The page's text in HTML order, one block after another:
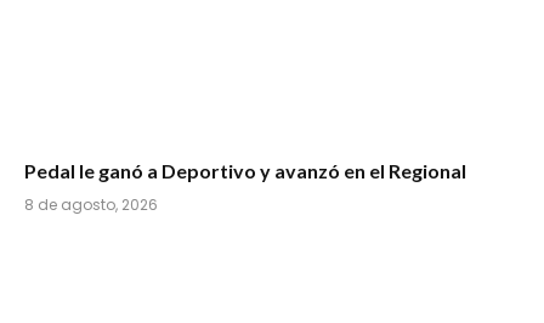
Pedal le ganó a Deportivo y avanzó en el Regional
8 de agosto, 2026